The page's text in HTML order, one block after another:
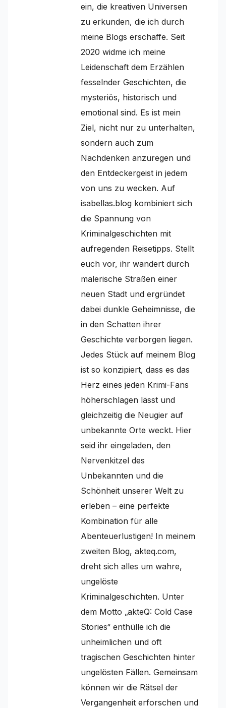
ein, die kreativen Universen
zu erkunden, die ich durch
meine Blogs erschaffe. Seit
2020 widme ich meine
Leidenschaft dem Erzählen
fesselnder Geschichten, die
mysteriös, historisch und
emotional sind. Es ist mein
Ziel, nicht nur zu unterhalten,
sondern auch zum
Nachdenken anzuregen und
den Entdeckergeist in jedem
von uns zu wecken. Auf
isabellas.blog kombiniert sich
die Spannung von
Kriminalgeschichten mit
aufregenden Reisetipps. Stellt
euch vor, ihr wandert durch
malerische Straßen einer
neuen Stadt und ergründet
dabei dunkle Geheimnisse, die
in den Schatten ihrer
Geschichte verborgen liegen.
Jedes Stück auf meinem Blog
ist so konzipiert, dass es das
Herz eines jeden Krimi-Fans
höherschlagen lässt und
gleichzeitig die Neugier auf
unbekannte Orte weckt. Hier
seid ihr eingeladen, den
Nervenkitzel des
Unbekannten und die
Schönheit unserer Welt zu
erleben – eine perfekte
Kombination für alle
Abenteuerlustigen! In meinem
zweiten Blog, akteq.com,
dreht sich alles um wahre,
ungelöste
Kriminalgeschichten. Unter
dem Motto „akteQ: Cold Case
Stories“ enthülle ich die
unheimlichen und oft
tragischen Geschichten hinter
ungelösten Fällen. Gemeinsam
können wir die Rätsel der
Vergangenheit erforschen und